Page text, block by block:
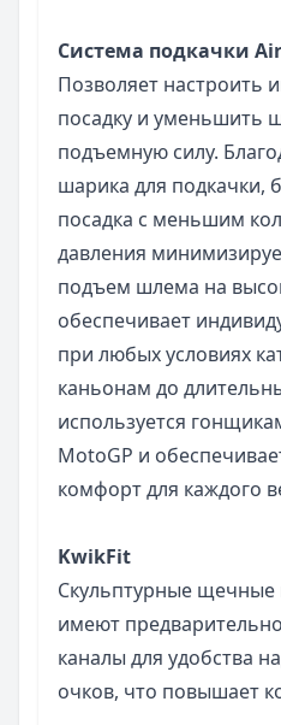
Система подкачки
Позволяет настроить
посадку и уменьшить
подъемную силу.
шарика для подкачки,
посадка с меньшим
давления
подъем шлема на
обеспечивает
при любых условиях
каньонам до
используется
MotoGP и
комфорт для каждого
KwikFit
Скульптурные щечные
имеют
каналы для удобства
очков, что повышает